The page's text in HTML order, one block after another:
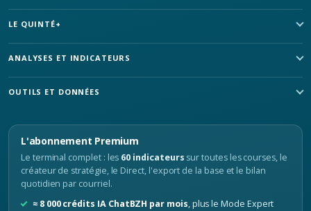
LE QUINTÉ+
ANALYSES ET INDICATEURS
OUTILS ET DONNÉES
L'abonnement Premium
Le terminal complet : les 60 indicateurs sur toutes les courses, le
créateur de stratégie, le Direct, l'export de la base et le bilan
quotidien par courriel.
≈ 8 000 crédits IA ChatBZH par mois, plus le Mode Expert